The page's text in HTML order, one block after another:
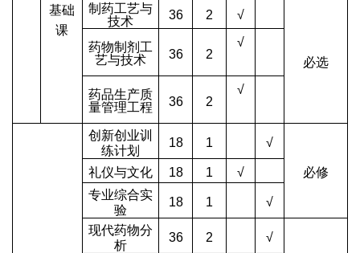
基础
课
制药工艺与
技术
36 2 √
必选
药物制剂工
艺与技术
36 2
√
药品生产质
量管理工程
36 2
√
创新创业训
练计划
18 1 √
必修
礼仪与文化 18 1
√
专业综合实
验
18 1 √
现代药物分
析
36 2 √